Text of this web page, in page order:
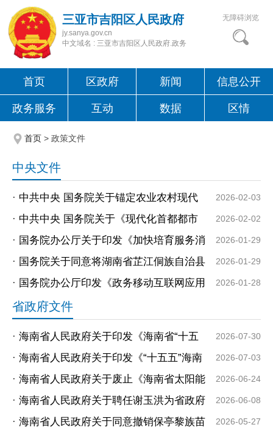
三亚市吉阳区人民政府
jy.sanya.gov.cn
中文域名 : 三亚市吉阳区人民政府.政务
无障碍浏览
首页 区政府 新闻 信息公开
政务服务 互动 数据 区情
首页 > 政策文件
中央文件
· 中共中央 国务院关于锚定农业农村现代
化 扎实推进乡村全面振兴的意见
2026-02-03
· 中共中央 国务院关于《现代化首都都市
圈空间协同规划（2023－2035年）》的批
复
2026-02-02
· 国务院办公厅关于印发《加快培育服务消
费新增长点工作方案》的通知
2026-01-29
· 国务院关于同意将湖南省芷江侗族自治县
列为国家历史文化名城的批复
2026-01-29
· 国务院办公厅印发《政务移动互联网应用
程序规范化管理办法》
2026-01-28
省政府文件
· 海南省人民政府关于印发《海南省“十五
五”综合交通运输规划》的通知
2026-07-30
· 海南省人民政府关于印发《“十五五”海南
国家生态文明试验区规划（美丽海南建
设“...
2026-07-03
· 海南省人民政府关于废止《海南省太阳能
热水系统建筑应用管理办法》的决定
2026-06-24
· 海南省人民政府关于聘任谢玉洪为省政府
参事的通知
2026-06-08
· 海南省人民政府关于同意撤销保亭黎族苗
2026-05-27